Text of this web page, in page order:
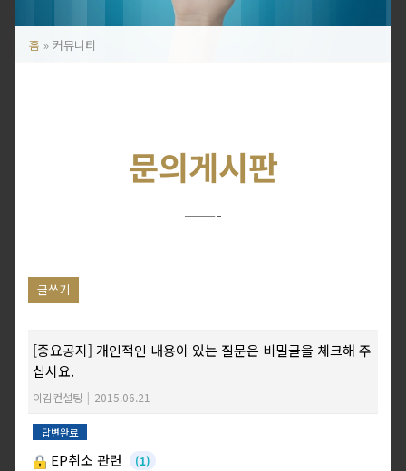
홈 » 커뮤니티
문의게시판
——-
글쓰기
[중요공지] 개인적인 내용이 있는 질문은 비밀글을 체크해 주
십시요.
이김컨설팅 | 2015.06.21
답변완료
EP취소 관련
(1)